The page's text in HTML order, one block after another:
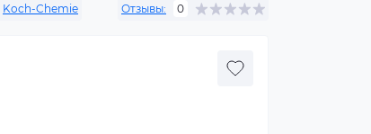
Koch-Chemie Отзывы: 0